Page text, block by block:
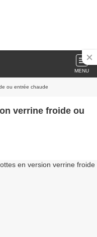
MENU
ou entrée chaude
verrine froide ou